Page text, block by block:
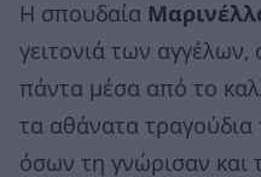
Η σπουδαία
γειτονιά των αγγέλων,
πάντα μέσα από το
τα αθάνατα τραγούδια
όσων τη γνώρισαν και